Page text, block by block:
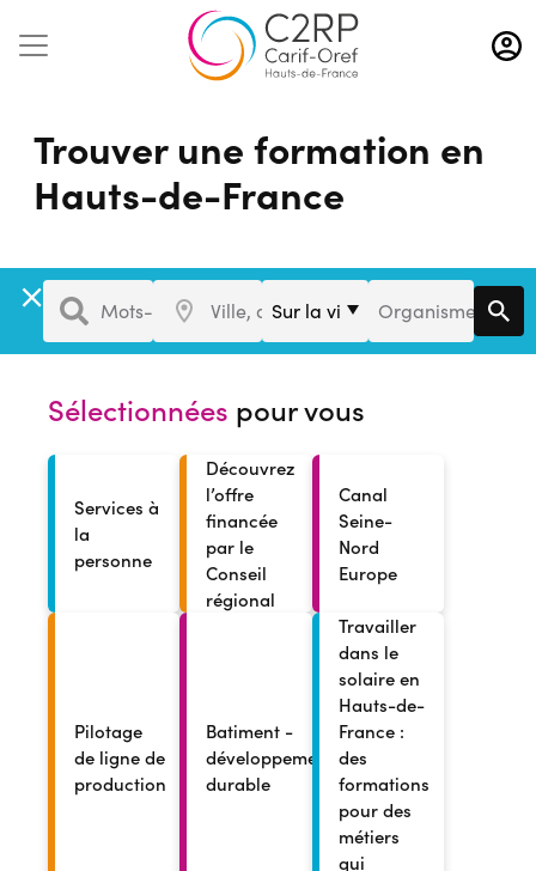
Aller
au
contenu
Trouver une formation en
Hauts-de-France
Formation
Mots-clés, référence
Ville
Ville, département...de
Formation
Organisme de
Sélectionnées pour vous
Services à
la
personne
Découvrez
l’offre
financée
par le
Conseil
régional
Canal
Seine-
Nord
Europe
Pilotage
de ligne de
production
Batiment -
développement
durable
Travailler
dans le
solaire en
Hauts-de-
France :
des
formations
pour des
métiers
qui